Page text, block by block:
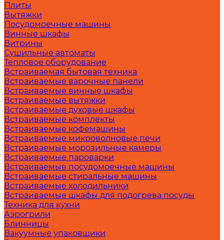
Плиты
Вытяжки
Посудомоечные машины
Винные шкафы
Витрины
Сушильные автоматы
Тепловое оборудование
Встраиваемая бытовая техника
Встраиваемые варочные панели
Встраиваемые винные шкафы
Встраиваемые вытяжки
Встраиваемые духовые шкафы
Встраиваемые комплекты
Встраиваемые кофемашины
Встраиваемые микроволновые печи
Встраиваемые морозильные камеры
Встраиваемые пароварки
Встраиваемые посудомоечные машины
Встраиваемые стиральные машины
Встраиваемые холодильники
Встраиваемые шкафы для подогрева посуды
Техника для кухни
Аэрогрили
Блинницы
Вакуумные упаковщики